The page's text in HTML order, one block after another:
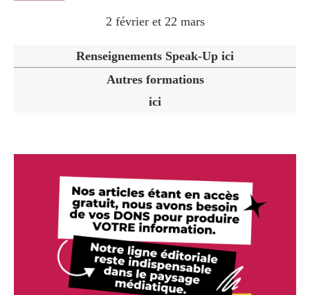
2 février et 22 mars
Renseignements Speak-Up ici
Autres formations
ici